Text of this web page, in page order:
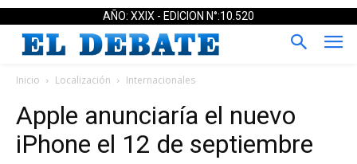
AÑO: XXIX - EDICION N°:10.520
Inicio Localización Internacionales
Apple anunciaría el nuevo
iPhone el 12 de septiembre